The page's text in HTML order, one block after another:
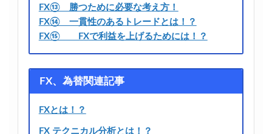
FX⑬ 勝つために必要な考え方！
FX⑭ 一貫性のあるトレードとは！？
FX⑮ FXで利益を上げるためには！？
FX、為替関連記事
FXとは！？
FX テクニカル分析とは！？